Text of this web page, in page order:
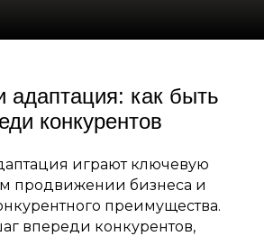
адаптация: как быть
конкурентов
играют ключевую
продвижении бизнеса и
преимущества.
впереди конкурентов,